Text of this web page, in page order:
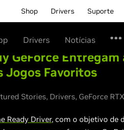
Shop Drivers Suporte
Drivers Notícias
GeForce Entregam
Jogos Favoritos
Stories, Drivers, GeForce
Ready Driver, com o objetivo de